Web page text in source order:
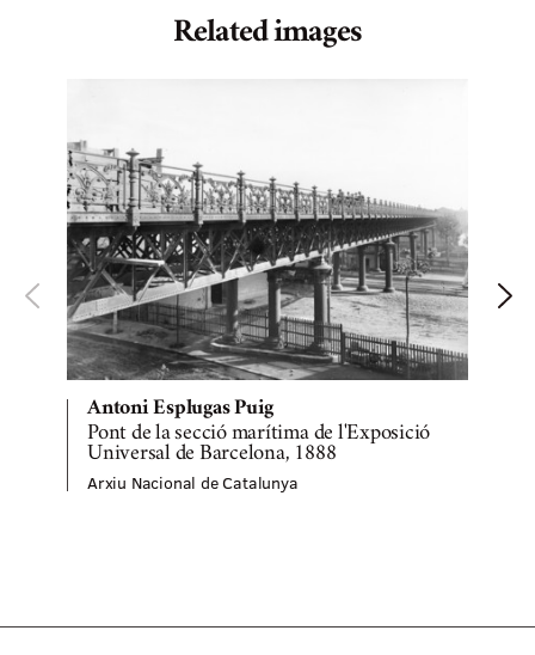
Related images
Antoni Esplugas Puig
Pont de la secció marítima de l'Exposició
Universal de Barcelona, 1888
Arxiu Nacional de Catalunya